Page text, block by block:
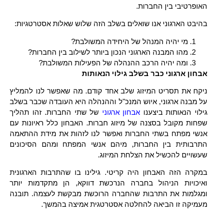
האופרטיבי בין החברות.
בהיבט הארגוני אנו שואלים בשלב הזה שלוש שאלות אסטרטגיות:
מי יהיה המנהל של היחידה המשולבת?
מהו המבנה הארגוני הנכון ביותר לשילוב בין החברות?
ומה יהיה הרכב ההנהלה של הפעילות המשולבת?
אבחון ארגוני כבר בשלב גילוי הנאותות
ניקח את תסריט המיזוג שלב אחד קודם. מה שאפשר לנו להמליץ
על מבנה ארגוני, איוש המנכ"ל וההנהלה היא העובדה שכבר בשלב
גילוי הנאותות ביצענואבחון ארגונישל שתי החברות. זהו תהליך
שפחות מקובל בסצנה של מיזוג חברות. האבחון כלל ראיונות עם
אנשי מפתח בשתי החברות ואפשר לנו לזהות את מידת ההתאמה
התרבותית בין החברות, מיהם אנשי המפתח ומהם הסיכונים
שעשויים להכשיל את הצלחת המיזוג.
במקרה הזה האבחון היה קריטי. גילינו בו שהתרבות הארגונית
ואיכויות הניהול בחברה הנרכשת דווקא, הן מתקדמות יותר
ומגלמות את התרבות שהחברה הרוכשת מבקשת לעצמה. תובנה
מעמיקה זו הביאה להחלטה אסטרטגית אמיצה בהמשך.